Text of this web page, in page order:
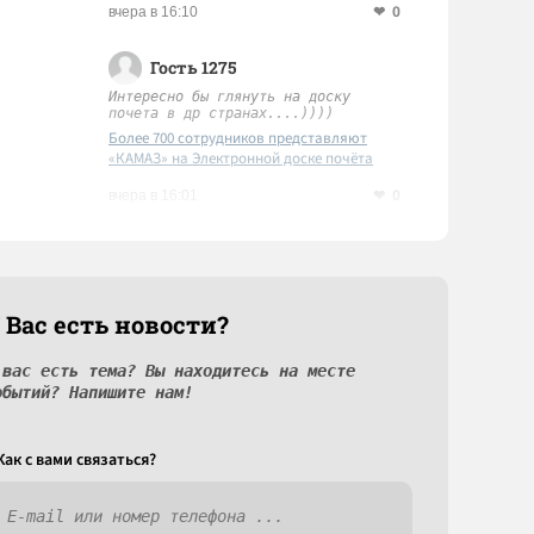
вчера в 16:10 0
Гость 1275
Интересно бы глянуть на доску
почета в др странах....))))
Более 700 сотрудников представляют
«КАМАЗ» на Электронной доске почёта
есть новости?
есть тема? Вы находитесь на месте
Напишите нам!
c вами связаться?